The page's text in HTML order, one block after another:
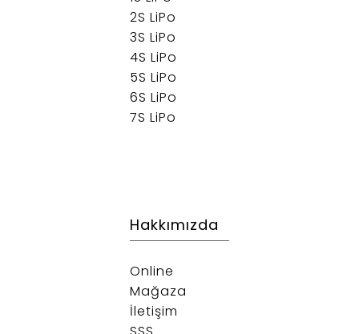
2S LiPo
3S LiPo
4S LiPo
5S LiPo
6S LiPo
7S LiPo
Hakkımızda
Online
Mağaza
İletişim